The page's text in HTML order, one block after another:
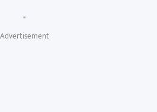
"
Advertisement